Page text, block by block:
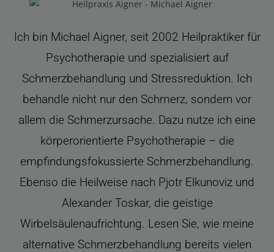
Ich bin Michael Aigner, seit 2002 Heilpraktiker für
Psychotherapie und spezialisiert auf
Schmerzbehandlung und Stressreduktion. Ich
behandle nicht nur den Schmerz, sondern vor
allem die Schmerzursache. Dazu nutze ich eine
körperorientierte Psychotherapie – die
empfindungsfokussierte Schmerzbehandlung.
Ebenso die Heilweise nach Pjotr Elkunoviz und
Alexander Toskar, die geistige
Wirbelsäulenaufrichtung. Lesen Sie, wie meine
alternative Schmerzbehandlung bereits vielen